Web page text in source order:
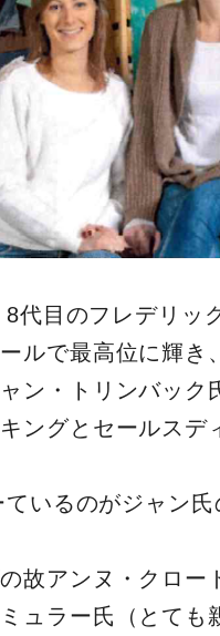
代目のフレデリ
ルで最高位に輝
ン・トリンバッ
ングとセールス
いるのがジャン
故アンヌ・クロ
ュラー氏（とて